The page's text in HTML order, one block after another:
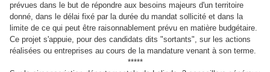
prévues dans le but de répondre aux besoins majeurs d'un territoire
donné, dans le délai fixé par la durée du mandat sollicité et dans la
limite de ce qui peut être raisonnablement prévu en matière budgétaire.
Ce projet s'appuie, pour des candidats dits "sortants", sur les actions
réalisées ou entreprises au cours de la mandature venant à son terme.
*****